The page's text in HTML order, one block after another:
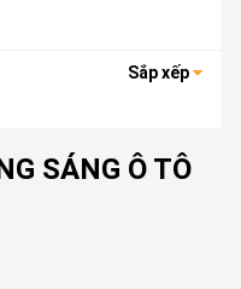
Sắp xếp
SÁNG Ô TÔ